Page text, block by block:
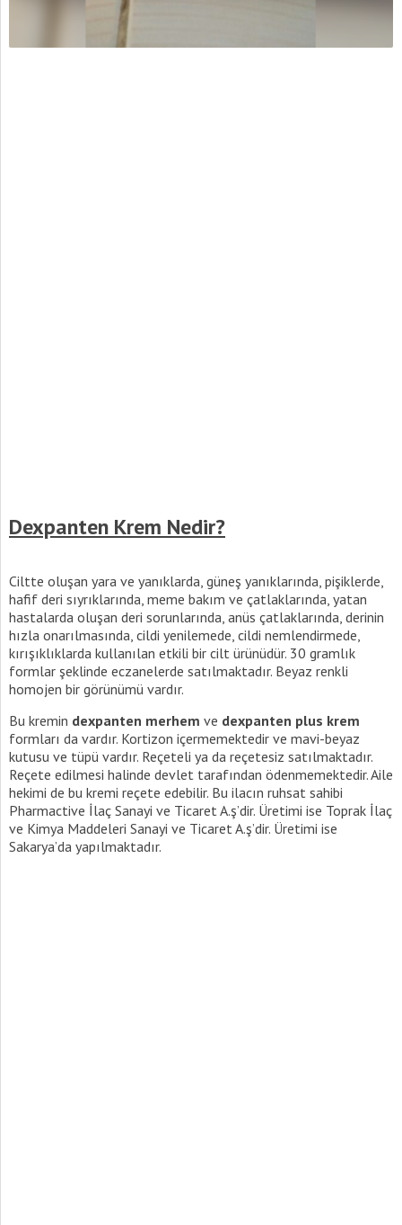
Dexpanten Krem Nedir?
Ciltte oluşan yara ve yanıklarda, güneş yanıklarında, pişiklerde,
hafif deri sıyrıklarında, meme bakım ve çatlaklarında, yatan
hastalarda oluşan deri sorunlarında, anüs çatlaklarında, derinin
hızla onarılmasında, cildi yenilemede, cildi nemlendirmede,
kırışıklıklarda kullanılan etkili bir cilt ürünüdür. 30 gramlık
formlar şeklinde eczanelerde satılmaktadır. Beyaz renkli
homojen bir görünümü vardır.
Bu kremin dexpanten merhem ve dexpanten plus krem
formları da vardır. Kortizon içermemektedir ve mavi-beyaz
kutusu ve tüpü vardır. Reçeteli ya da reçetesiz satılmaktadır.
Reçete edilmesi halinde devlet tarafından ödenmemektedir. Aile
hekimi de bu kremi reçete edebilir. Bu ilacın ruhsat sahibi
Pharmactive İlaç Sanayi ve Ticaret A.ş’dir. Üretimi ise Toprak İlaç
ve Kimya Maddeleri Sanayi ve Ticaret A.ş’dir. Üretimi ise
Sakarya’da yapılmaktadır.